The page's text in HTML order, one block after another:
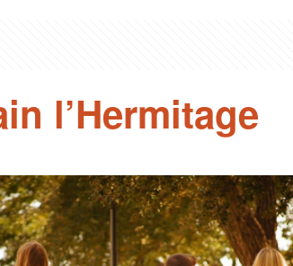
l’Hermitage